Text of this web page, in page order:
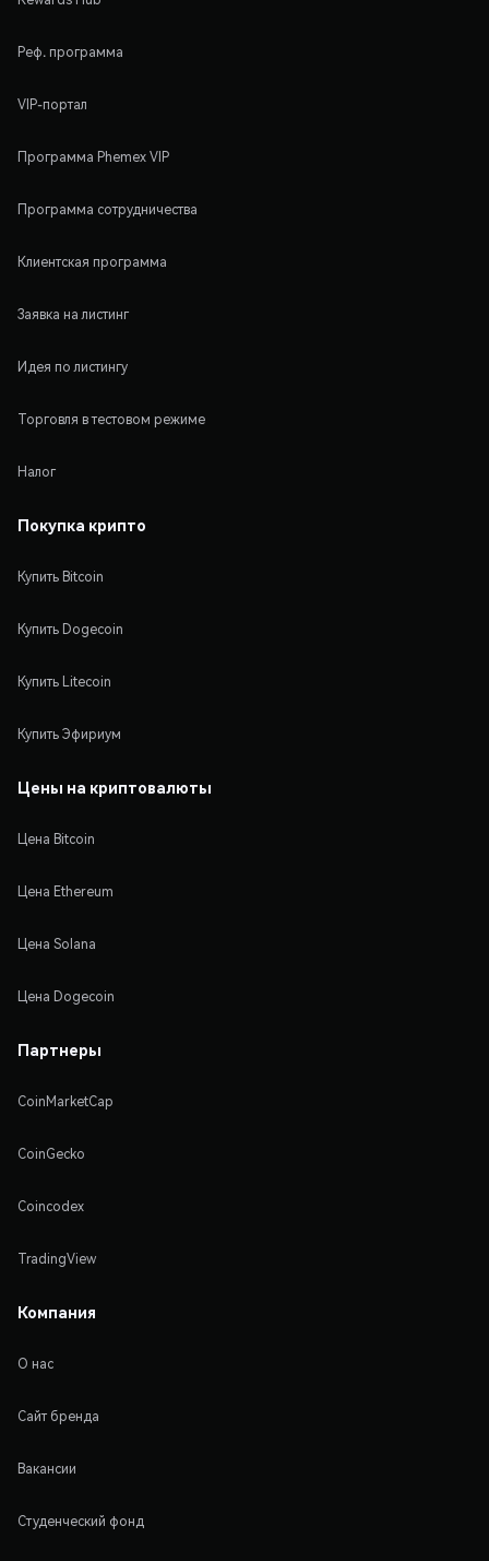
Реф. программа
VIP-портал
Программа Phemex VIP
Программа сотрудничества
Клиентская программа
Заявка на листинг
Идея по листингу
Торговля в тестовом режиме
Налог
Покупка крипто
Купить Bitcoin
Купить Dogecoin
Купить Litecoin
Купить Эфириум
Цены на криптовалюты
Цена Bitcoin
Цена Ethereum
Цена Solana
Цена Dogecoin
Партнеры
CoinMarketCap
CoinGecko
Coincodex
TradingView
Компания
О нас
Сайт бренда
Вакансии
Студенческий фонд